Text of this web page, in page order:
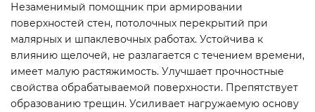
Незаменимый помощник при армировании
поверхностей стен, потолочных перекрытий при
малярных и шпаклевочных работах. Устойчива к
влиянию щелочей, не разлагается с течением времени,
имеет малую растяжимость. Улучшает прочностные
свойства обрабатываемой поверхности. Препятствует
образованию трещин. Усиливает нагружаемую основу